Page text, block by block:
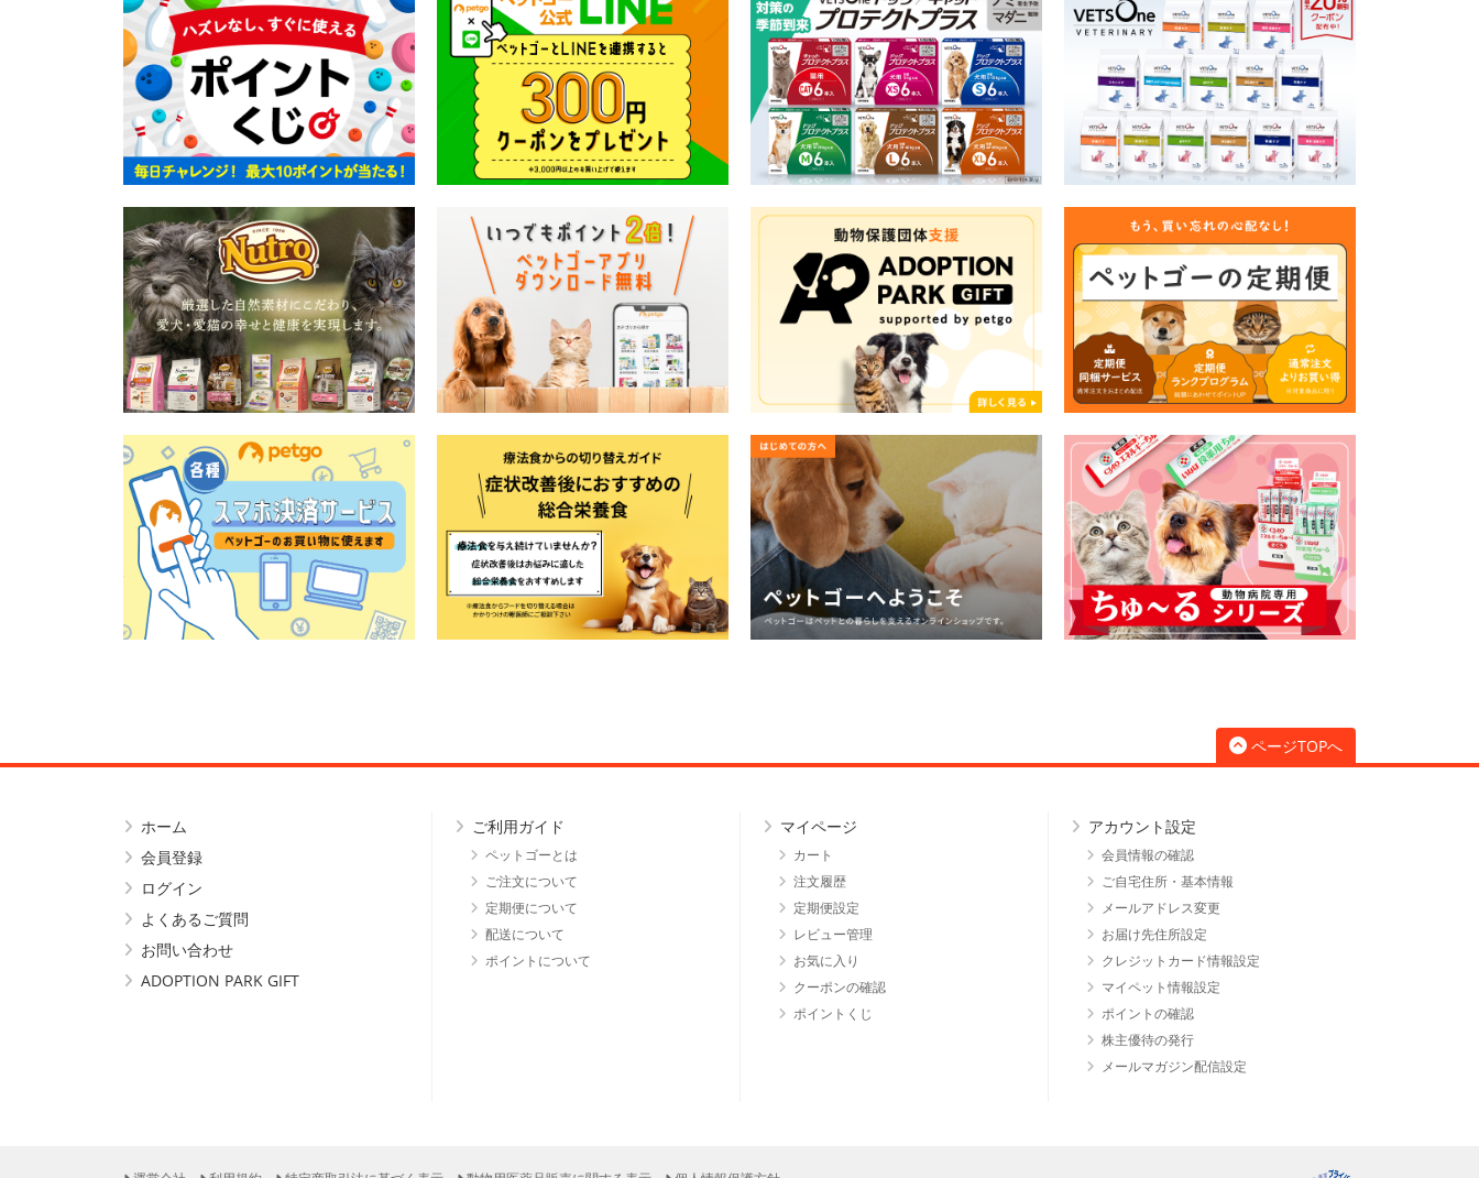
ページTOPへ
ホーム
会員登録
ログイン
よくあるご質問
お問い合わせ
ADOPTION PARK GIFT
ご利用ガイド
ペットゴーとは
ご注文について
定期便について
配送について
ポイントについて
マイページ
カート
注文履歴
定期便設定
レビュー管理
お気に入り
クーポンの確認
ポイントくじ
アカウント設定
会員情報の確認
ご自宅住所・基本情報
メールアドレス変更
お届け先住所設定
クレジットカード情報設定
マイペット情報設定
ポイントの確認
株主優待の発行
メールマガジン配信設定